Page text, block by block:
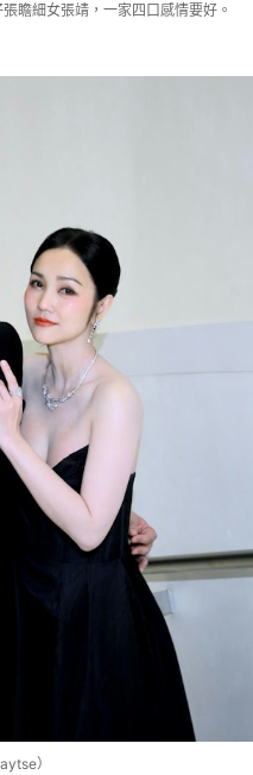
瞻細女張靖，一家四口感情要好。
）